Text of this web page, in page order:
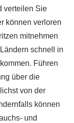
verteilen Sie
können verloren
mitnehmen
schnell in
Führen
über die
von der
können
und